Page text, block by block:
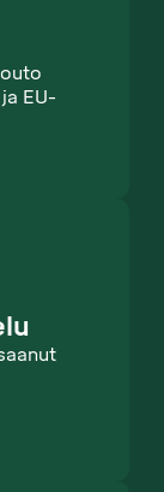
EU-